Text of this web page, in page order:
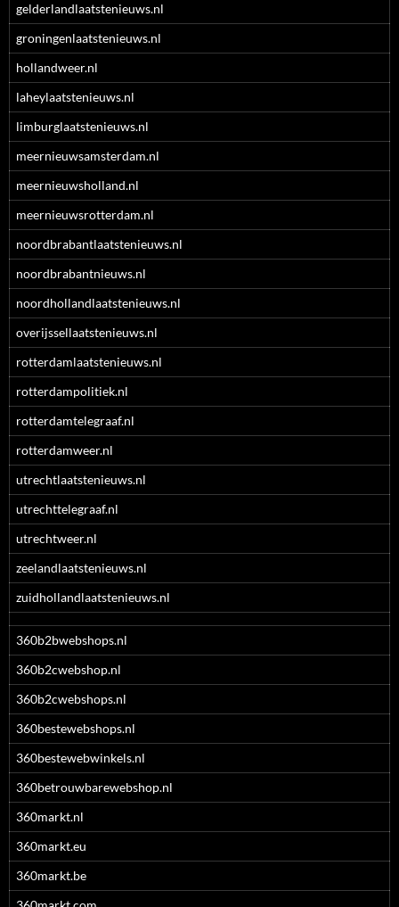
gelderlandlaatstenieuws.nl
groningenlaatstenieuws.nl
hollandweer.nl
laheylaatstenieuws.nl
limburglaatstenieuws.nl
meernieuwsamsterdam.nl
meernieuwsholland.nl
meernieuwsrotterdam.nl
noordbrabantlaatstenieuws.nl
noordbrabantnieuws.nl
noordhollandlaatstenieuws.nl
overijssellaatstenieuws.nl
rotterdamlaatstenieuws.nl
rotterdampolitiek.nl
rotterdamtelegraaf.nl
rotterdamweer.nl
utrechtlaatstenieuws.nl
utrechttelegraaf.nl
utrechtweer.nl
zeelandlaatstenieuws.nl
zuidhollandlaatstenieuws.nl
360b2bwebshops.nl
360b2cwebshop.nl
360b2cwebshops.nl
360bestewebshops.nl
360bestewebwinkels.nl
360betrouwbarewebshop.nl
360markt.nl
360markt.eu
360markt.be